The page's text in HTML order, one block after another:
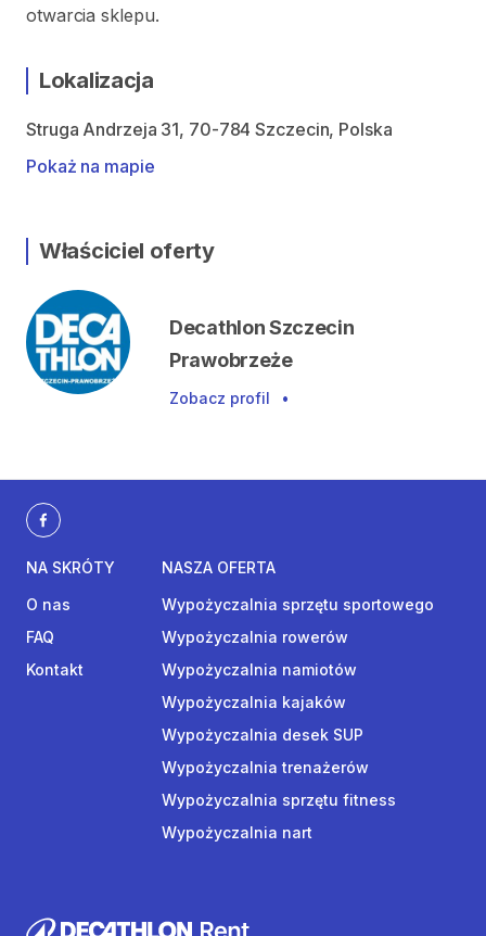
otwarcia sklepu.
Lokalizacja
Struga Andrzeja 31, 70-784 Szczecin, Polska
Pokaż na mapie
Właściciel oferty
Decathlon Szczecin
Prawobrzeże
Zobacz profil •
NA SKRÓTY
O nas
FAQ
Kontakt
NASZA OFERTA
Wypożyczalnia sprzętu sportowego
Wypożyczalnia rowerów
Wypożyczalnia namiotów
Wypożyczalnia kajaków
Wypożyczalnia desek SUP
Wypożyczalnia trenażerów
Wypożyczalnia sprzętu fitness
Wypożyczalnia nart